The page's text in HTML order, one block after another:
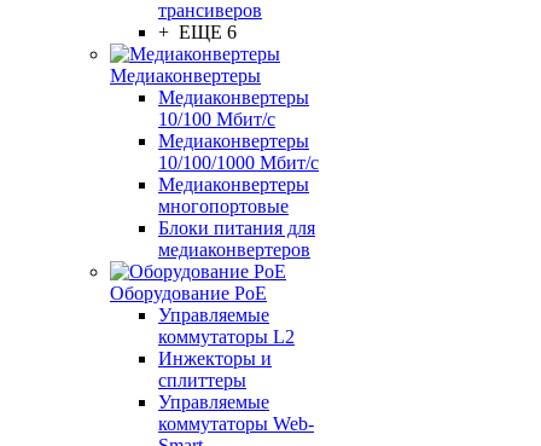
трансиверов
+ ЕЩЕ 6
Медиаконвертеры
Медиаконвертеры
10/100 Мбит/с
Медиаконвертеры
10/100/1000 Мбит/c
Медиаконвертеры
многопортовые
Блоки питания для
медиаконвертеров
Оборудование PoE
Управляемые
коммутаторы L2
Инжекторы и
сплиттеры
Управляемые
коммутаторы Web-